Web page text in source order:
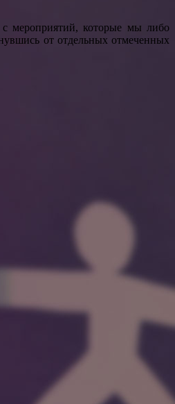
мероприятий, которые мы либо
от отдельных отмеченных